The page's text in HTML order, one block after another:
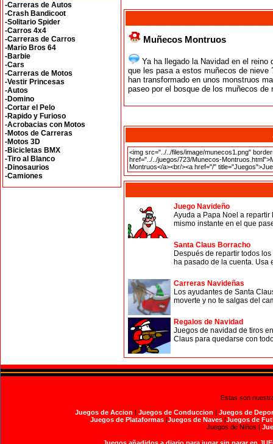
-Carreras de Autos
-Crash Bandicoot
-Solitario Spider
-Carros 4x4
-Carreras de Carros
-Mario Bros 64
-Barbie
-Cars
-Carreras de Motos
-Vestir Princesas
-Autos
-Domino
-Cortar el Pelo
-Rapido y Furioso
-Acrobacias con Motos
-Motos de Carreras
-Motos 3D
-Bicicletas BMX
-Tiro al Blanco
-Dinosaurios
-Camiones
Muñecos Montruos
Ya ha llegado la Navidad en el reino
que les pasa a estos muñecos de nieve
han transformado en unos monstruos
paseo por el bosque de los muñecos de
Juego Navideño
Ayuda a Papa Noel a
mismo instante en el que
Santa Claus Borracho
Después de repartir todos
ha pasado de la cuenta. Usa
Carreras Navideñas
Los ayudantes de Santa
moverte y no te salgas del
Regalos de Navidad
Juegos de navidad de tiros
Claus para quedarse con
Estas son
Juegos de Accion | Juegos de Conduccion | Juegos de
Juegos de Plataformas|Juegos de Naves|Juegos de
Juegos de Niños |